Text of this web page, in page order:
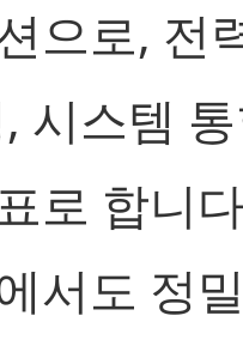
으로, 전
시스템
로 합니
서도 정